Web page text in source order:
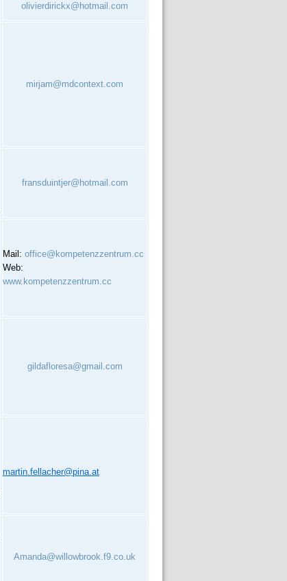
olivierdirickx@hotmail.com
mirjam@mdcontext.com
fransduintjer@hotmail.com
Mail: office@kompetenzzentrum.cc
Web:
www.kompetenzzentrum.cc
gildafloresa@gmail.com
martin.fellacher@pina.at
Amanda@willowbrook.f9.co.uk